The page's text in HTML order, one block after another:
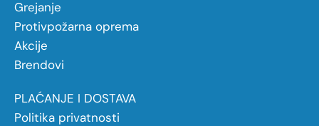
Grejanje
Protivpožarna oprema
Akcije
Brendovi
PLAĆANJE I DOSTAVA
Politika privatnosti